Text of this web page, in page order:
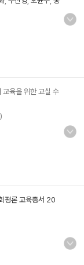
교육을 위한 교실 수
평론 교육총서 20